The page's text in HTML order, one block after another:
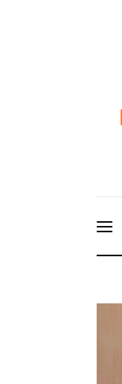
EDUCACIÓN